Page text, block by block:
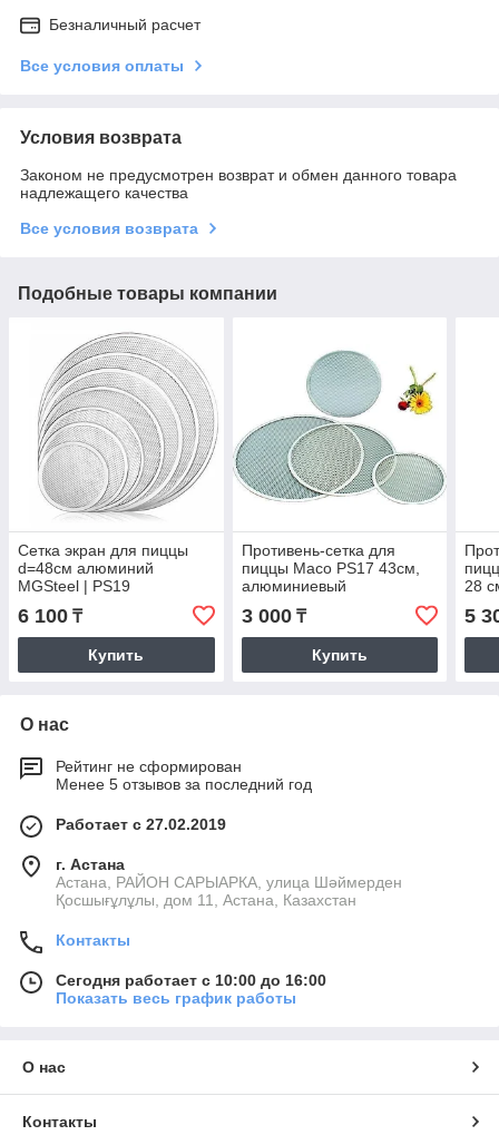
Безналичный расчет
Все условия оплаты
Условия возврата
Законом не предусмотрен возврат и обмен данного товара
надлежащего качества
Все условия возврата
Подобные товары компании
Сетка экран для пиццы
d=48см алюминий
MGSteel | PS19
6 100 ₸
Купить
Противень-сетка для
пиццы Maco PS17 43см,
алюминиевый
3 000₸
Купить
28
5
О нас
Рейтинг не сформирован
Менее 5 отзывов за последний год
Работает с 27.02.2019
г. Астана
Астана, РАЙОН САРЫАРКА, улица Шәймерден
Қосшығұлұлы, дом 11, Астана, Казахстан
Контакты
Сегодня работает с 10:00 до 16:00
Показать весь график работы
О нас
Контакты